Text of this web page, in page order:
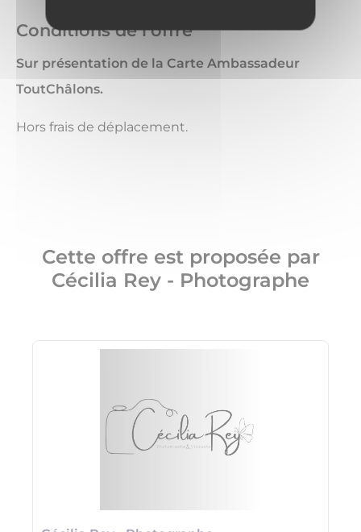
Conditions de l'offre
Sur présentation de la Carte Ambassadeur
ToutChâlons.
Hors frais de déplacement.
Cette offre est proposée par
Cécilia Rey - Photographe